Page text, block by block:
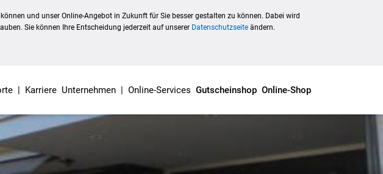
und unser Online-Angebot in Zukunft für Sie besser gestalten zu können. Dabei wird
Sie können Ihre Entscheidung jederzeit auf unserer Datenschutzseite ändern.
| Karriere Unternehmen | Online-Services Gutscheinshop Online-Shop